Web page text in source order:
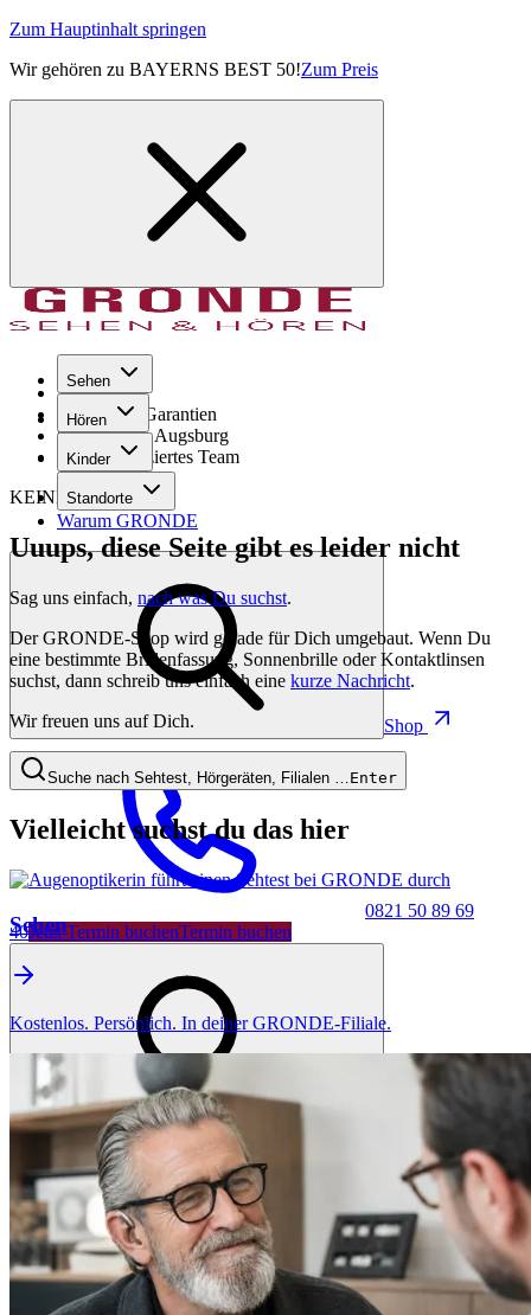
Zum Hauptinhalt springen
Wir gehören zu BAYERNS BEST 50!Zum Preis
Sehen
Hören
Kinder
Standorte
Warum GRONDE
Shop
0821 50 89 69
40Jetzt Termin buchenTermin buchen
Seit 1971
GRONDE Garantien
8× im Raum Augsburg
Hochqualifiziertes Team
KEINE SORGE!
Uuups, diese Seite gibt es leider nicht
Sag uns einfach, nach was Du suchst.
Der GRONDE-Shop wird gerade für Dich umgebaut. Wenn Du
eine bestimmte Brillenfassung, Sonnenbrille oder Kontaktlinsen
suchst, dann schreib uns einfach eine kurze Nachricht.
Wir freuen uns auf Dich.
Suche nach Sehtest, Hörgeräten, Filialen … Enter
Vielleicht suchst du das hier
Sehen
Kostenlos. Persönlich. In deiner GRONDE-Filiale.